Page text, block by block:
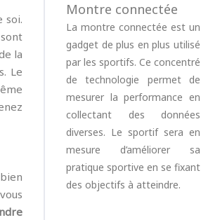
soi.
la
Le
Montre connectée
La montre connectée est un
gadget de plus en plus utilisé
par les sportifs. Ce concentré
de technologie permet de
mesurer la performance en
collectant des données
diverses. Le sportif sera en
mesure d’améliorer sa
pratique sportive en se fixant
des objectifs à atteindre.